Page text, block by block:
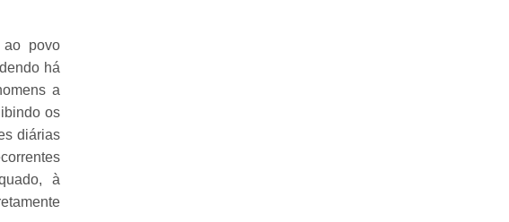
ao povo
há
a
os
diárias
à